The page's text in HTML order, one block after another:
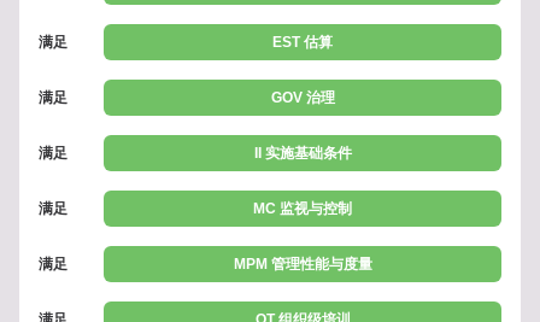
满足 EST 估算
满足 GOV 治理
满足 II 实施基础条件
满足 MC 监视与控制
满足 MPM 管理性能与度量